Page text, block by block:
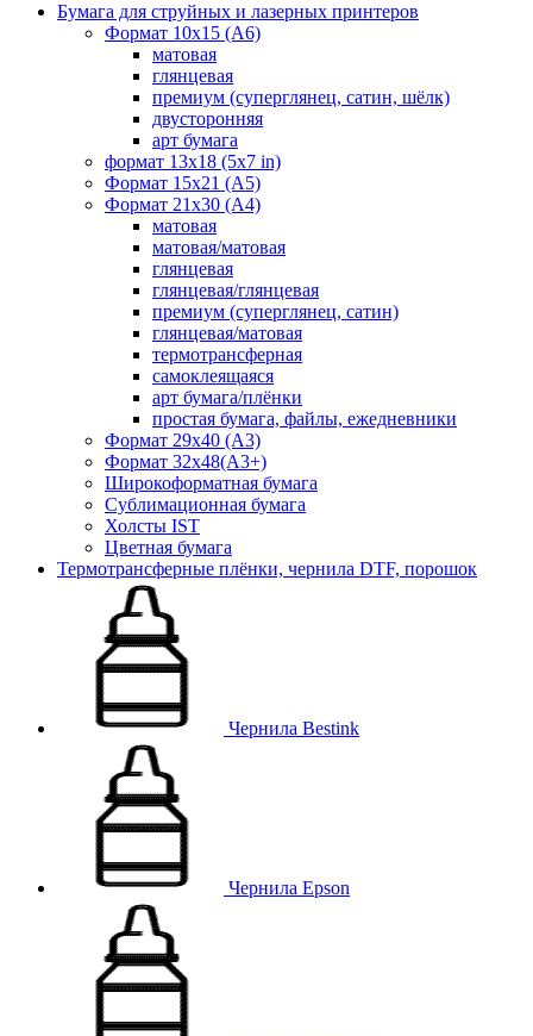
Бумага для струйных и лазерных принтеров
Формат 10х15 (A6)
матовая
глянцевая
премиум (суперглянец, сатин, шёлк)
двусторонняя
арт бумага
формат 13x18 (5x7 in)
Формат 15х21 (A5)
Формат 21х30 (А4)
матовая
матовая/матовая
глянцевая
глянцевая/глянцевая
премиум (суперглянец, сатин)
глянцевая/матовая
термотрансферная
самоклеящаяся
арт бумага/плёнки
простая бумага, файлы, ежедневники
Формат 29х40 (А3)
Формат 32х48(А3+)
Широкоформатная бумага
Сублимационная бумага
Холсты IST
Цветная бумага
Термотрансферные плёнки, чернила DTF, порошок
Чернила Bestink
Чернила Epson